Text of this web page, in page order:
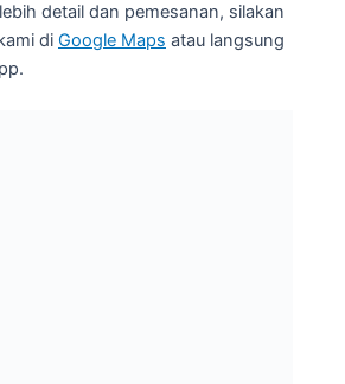
detail dan pemesanan, silakan
di Google Maps atau langsung